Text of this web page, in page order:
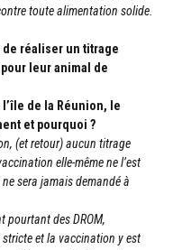
toute alimentation solide.
de réaliser un titrage
leur animal de
l’île de la Réunion, le
et pourquoi ?
(et retour) aucun titrage
elle-même ne l’est
sera jamais demandé à
pourtant des DROM,
et la vaccination y est